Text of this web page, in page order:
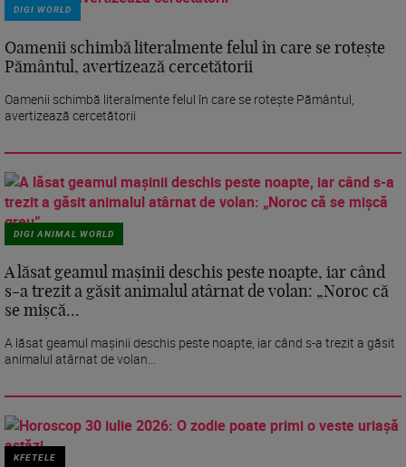
DIGI WORLD
Oamenii schimbă literalmente felul în care se rotește
Pământul, avertizează cercetătorii
Oamenii schimbă literalmente felul în care se rotește Pământul,
avertizează cercetătorii
DIGI ANIMAL WORLD
A lăsat geamul mașinii deschis peste noapte, iar când
s-a trezit a găsit animalul atârnat de volan: „Noroc că
se mișcă...
A lăsat geamul mașinii deschis peste noapte, iar când s-a trezit a găsit
animalul atârnat de volan...
KFETELE